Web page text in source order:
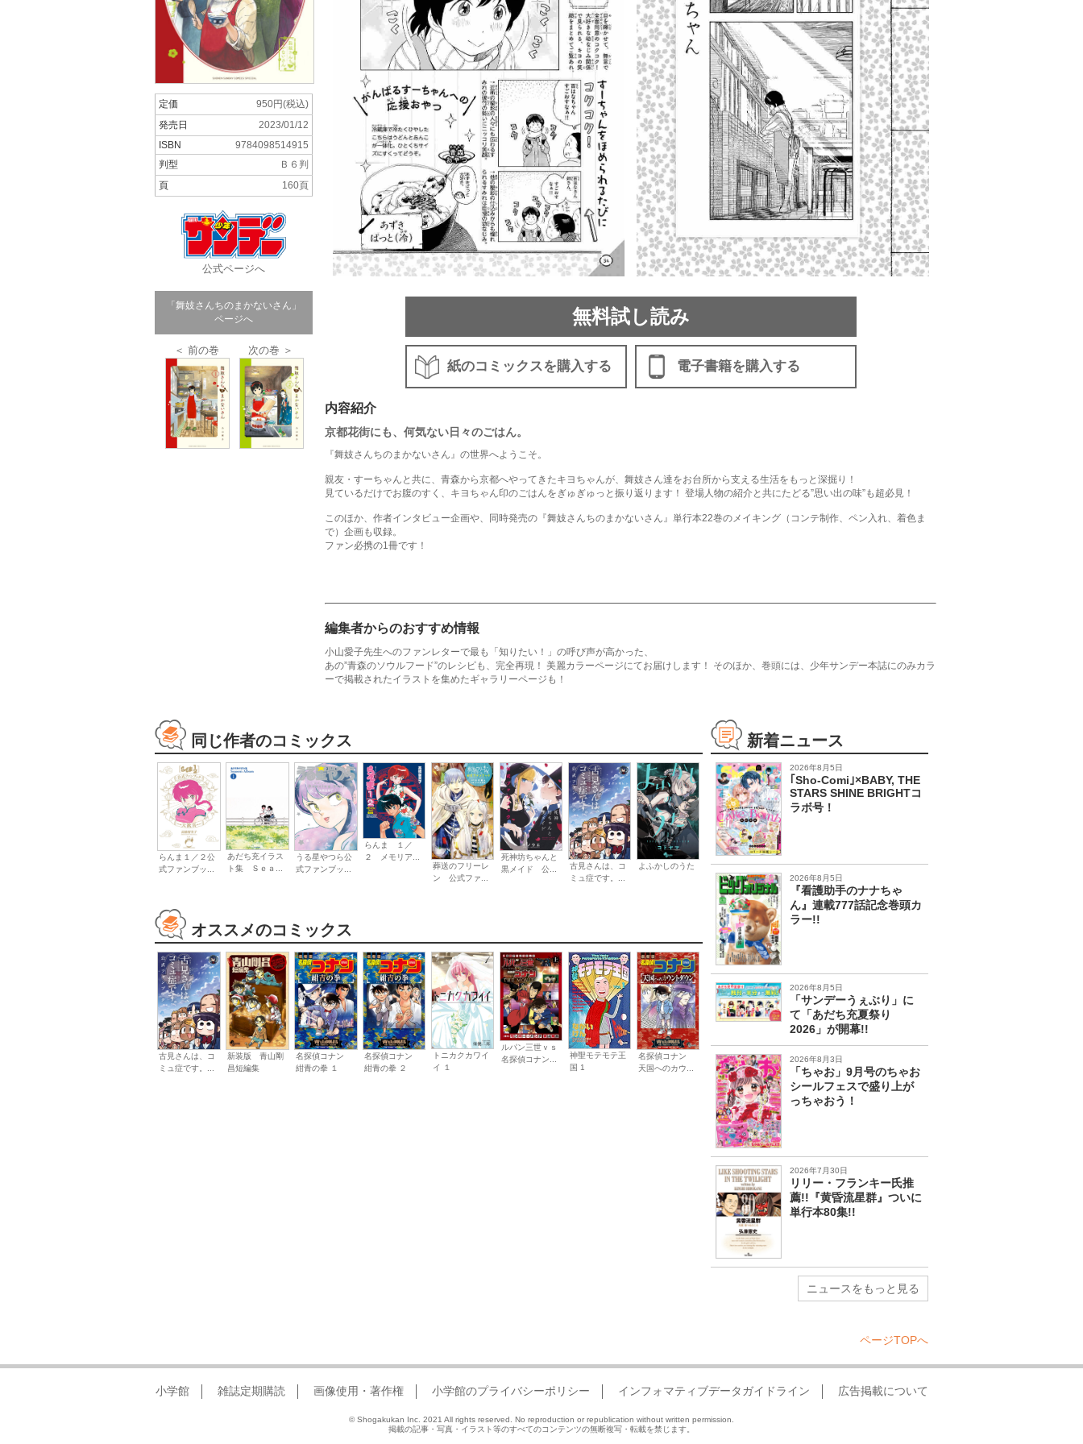
定価
950円(税込)
発売日
2023/01/12
ISBN
9784098514915
判型
Ｂ６判
頁
160頁
公式ページへ
「舞妓さんちのまかないさん」
ページへ
＜ 前の巻 次の巻 ＞
無料試し読み
紙のコミックスを購入する 電子書籍を購入する
内容紹介
京都花街にも、何気ない日々のごはん。
『舞妓さんちのまかないさん』の世界へようこそ。
親友・すーちゃんと共に、青森から京都へやってきたキヨちゃんが、舞妓さん達をお台所から支える生活をもっと深掘り！
見ているだけでお腹のすく、キヨちゃん印のごはんをぎゅぎゅっと振り返ります！ 登場人物の紹介と共にたどる”思い出の味”も超必見！
このほか、作者インタビュー企画や、同時発売の『舞妓さんちのまかないさん』単行本22巻のメイキング（コンテ制作、ペン入れ、着色ま
で）企画も収録。
ファン必携の1冊です！
編集者からのおすすめ情報
小山愛子先生へのファンレターで最も「知りたい！」の呼び声が高かった、
あの”青森のソウルフード”のレシピも、完全再現！ 美麗カラーページにてお届けします！ そのほか、巻頭には、少年サンデー本誌にのみカラ
ーで掲載されたイラストを集めたギャラリーページも！
同じ作者のコミックス
らんま１／２公
式ファンブッ...
あだち充イラス
ト集 Ｓｅａ...
うる星やつら公
式ファンブッ...
らんま １／
２ メモリア...
葬送のフリーレ
ン 公式ファ...
死神坊ちゃんと
黒メイド 公...
古見さんは、コ
ミュ症です。...
よふかしのうた
オススメのコミックス
古見さんは、コ
ミュ症です。...
新装版 青山剛
昌短編集
名探偵コナン
紺青の拳 １
名探偵コナン
紺青の拳 ２
トニカクカワイ
イ １
ルパン三世ｖｓ
名探偵コナン...
神聖モテモテ王
国 1
名探偵コナン
天国へのカウ...
新着ニュース
2026年8月5日
｢Sho-Comi｣×BABY, THE
STARS SHINE BRIGHTコ
ラボ号！
2026年8月5日
『看護助手のナナちゃ
ん』連載777話記念巻頭カ
ラー!!
2026年8月5日
「サンデーうぇぶり」に
て「あだち充夏祭り
2026」が開幕!!
2026年8月3日
「ちゃお」9月号のちゃお
シールフェスで盛り上が
っちゃおう！
2026年7月30日
リリー・フランキー氏推
薦!!『黄昏流星群』ついに
単行本80集!!
ニュースをもっと見る
ページTOPへ
小学館 雑誌定期購読 画像使用・著作権 小学館のプライバシーポリシー インフォマティブデータガイドライン 広告掲載について
© Shogakukan Inc. 2021 All rights reserved. No reproduction or republication without written permission.
掲載の記事・写真・イラスト等のすべてのコンテンツの無断複写・転載を禁じます。